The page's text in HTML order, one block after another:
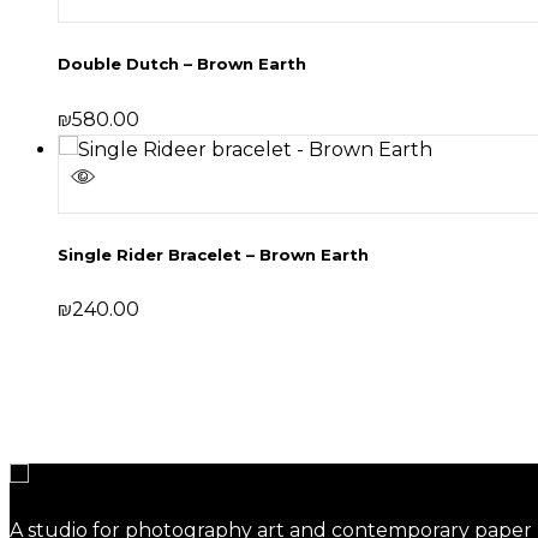
Double Dutch – Brown Earth
₪580.00
Single Rider Bracelet – Brown Earth
₪240.00
A studio for photography art and contemporary paper